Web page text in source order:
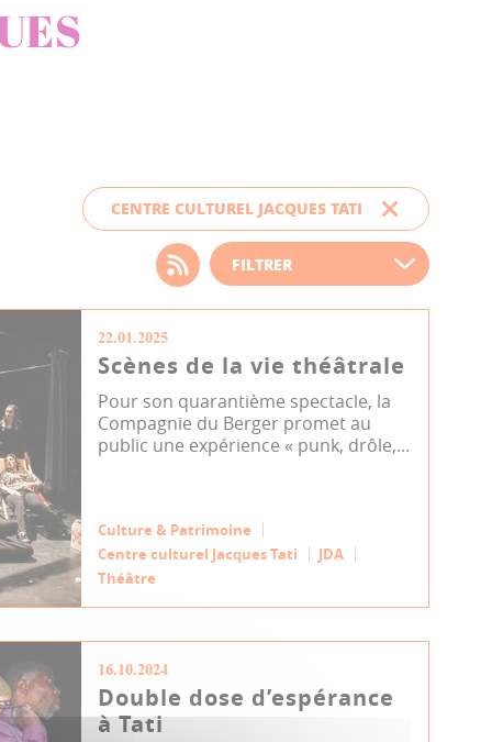
CENTRE CULTUREL JACQUES TATI
Choisissez votre filtre
d'actualité
22.01.2025
Scènes de la vie théâtrale
Pour son quarantième spectacle, la
Compagnie du Berger promet au
public une expérience « punk, drôle,...
Culture & Patrimoine
Centre culturel Jacques Tati
JDA
Théâtre
16.10.2024
Double dose d’espérance
à Tati